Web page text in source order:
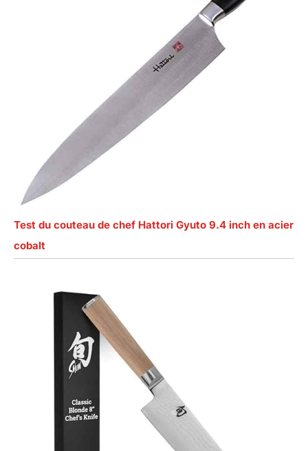
Test du couteau de chef Hattori Gyuto 9.4 inch en acier
cobalt